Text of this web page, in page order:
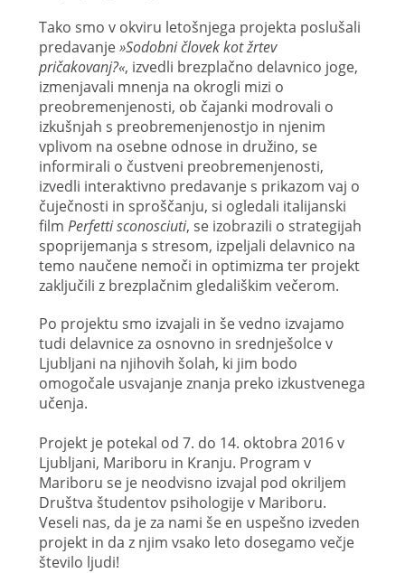
Tako smo v okviru letošnjega projekta poslušali
predavanje»Sodobni človek kot žrtev
pričakovanj?«, izvedli brezplačno delavnico joge,
izmenjavali mnenja na okrogli mizi o
preobremenjenosti, ob čajanki modrovali o
izkušnjah s preobremenjenostjo in njenim
vplivom na osebne odnose in družino, se
informirali o čustveni preobremenjenosti,
izvedli interaktivno predavanje s prikazom vaj o
čuječnosti in sproščanju, si ogledali italijanski
film Perfetti sconosciuti, se izobrazili o strategijah
spoprijemanja s stresom, izpeljali delavnico na
temo naučene nemoči in optimizma ter projekt
zaključili z brezplačnim gledališkim večerom.
Po projektu smo izvajali in še vedno izvajamo
tudi delavnice za osnovno in srednješolce v
Ljubljani na njihovih šolah, ki jim bodo
omogočale usvajanje znanja preko izkustvenega
učenja.
Projekt je potekal od 7. do 14. oktobra 2016 v
Ljubljani, Mariboru in Kranju. Program v
Mariboru se je neodvisno izvajal pod okriljem
Društva študentov psihologije v Mariboru.
Veseli nas, da je za nami še en uspešno izveden
projekt in da z njim vsako leto dosegamo večje
število ljudi!